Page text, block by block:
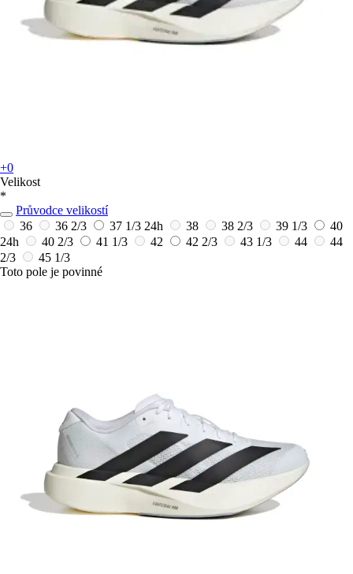
+0
Velikost
*
Průvodce velikostí
36
36 2/3 37 1/3 24h 38 38 2/3 39 1/3
40
24h
40 2/3 41 1/3 42 42 2/3 43 1/3 44
44
2/3
45 1/3
Toto pole je povinné